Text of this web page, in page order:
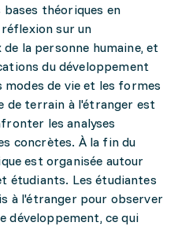
théoriques en
sur un
la personne humaine, et
du développement
de vie et les formes
de terrain à l'étranger est
les analyses
concrètes. À la fin du
est organisée autour
étudiants. Les étudiantes
à l'étranger pour observer
développement, ce qui